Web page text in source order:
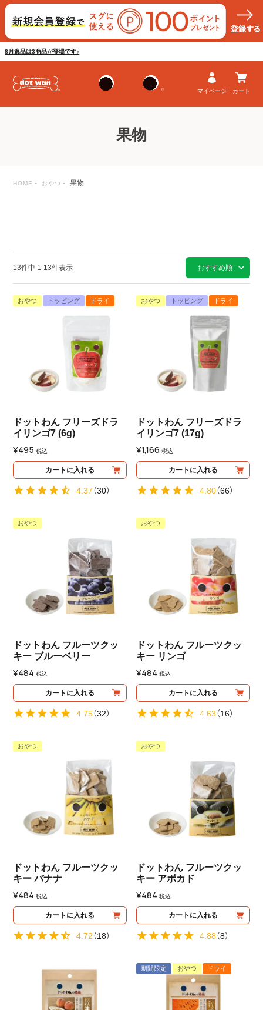
8月逸品は3商品が登場です♪
マイページ カート
果物
HOME おやつ 果物
おすすめ順
13件中 1-13件表示
おやつ トッピング ドライ
ドットわん フリーズドラ
イリンゴ7 (6g)
¥495 税込
カートに入れる
4.37（30）
おやつ トッピング ドライ
ドットわん フリーズドラ
イリンゴ7 (17g)
¥1,166 税込
カートに入れる
4.80（66）
おやつ
ドットわん フルーツクッ
キー ブルーベリー
¥484 税込
カートに入れる
4.75（32）
おやつ
ドットわん フルーツクッ
キー リンゴ
¥484 税込
カートに入れる
4.63（16）
おやつ
ドットわん フルーツクッ
キー バナナ
¥484 税込
カートに入れる
4.72（18）
おやつ
ドットわん フルーツクッ
キー アボカド
¥484 税込
カートに入れる
4.88（8）
期間限定 おやつ ドライ